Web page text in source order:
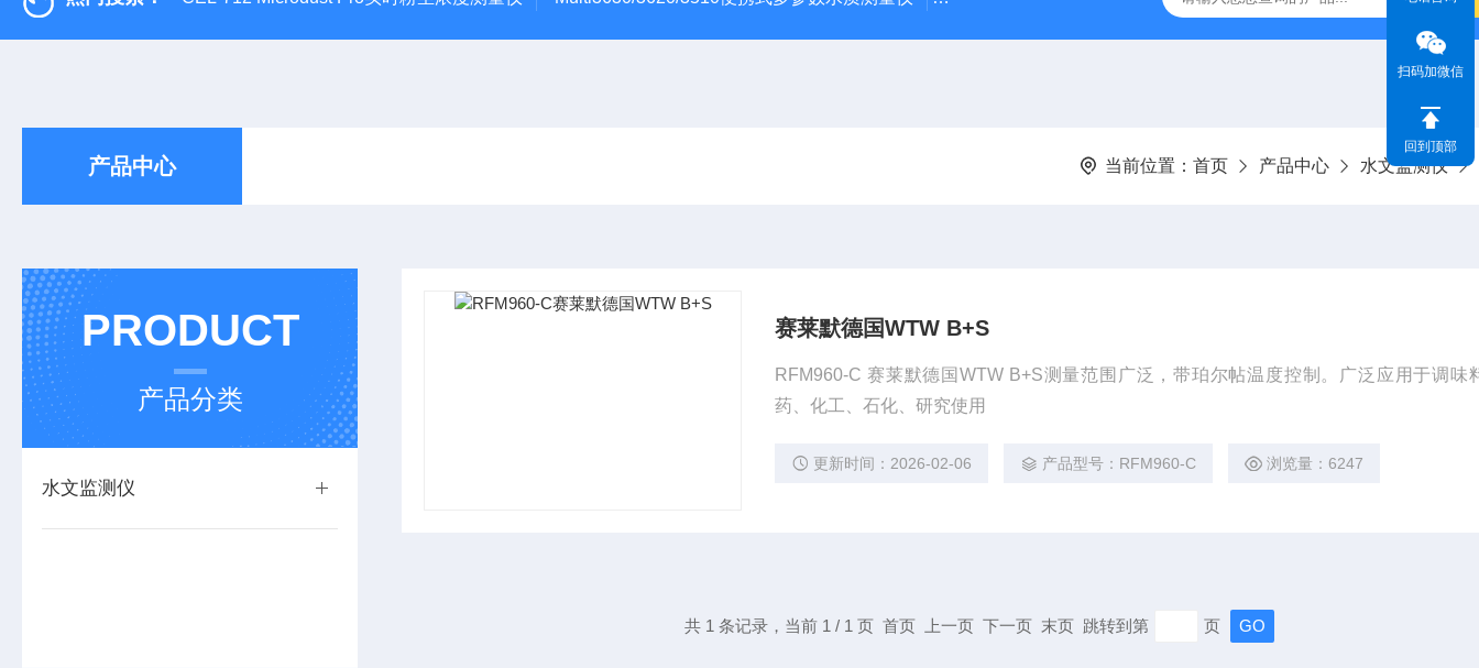
产品中心 当前位置： 首页 产品中心 水文监测仪
PRODUCT
产品分类
水文监测仪
赛莱默德国WTW B+S
RFM960-C 赛莱默德国WTW B+S测量范围广泛，带珀尔帖温度控制。广泛应用于调味
药、化工、石化、研究使用
更新时间：2026-02-06 产品型号：RFM960-C 浏览量：6247
共 1 条记录，当前 1 / 1 页 首页 上一页 下一页 末页 跳转到第 页
扫码加微信
回到顶部